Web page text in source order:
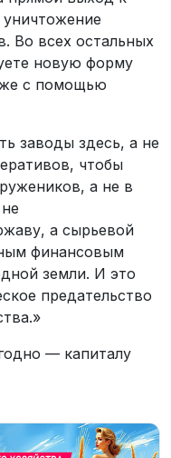
Во всех остальных
новую форму
с помощью
заводы здесь, а не
чтобы
а не в
а сырьевой
финансовым
земли. И это
предательство
— капиталу